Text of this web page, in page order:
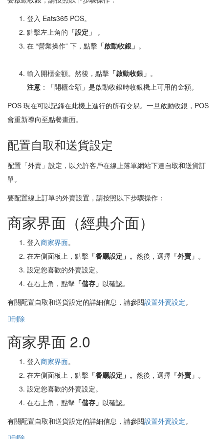
登入 Eats365 POS。
點擊左上角的 「設定」 。
在 “營業操作” 下，點擊 「啟動收銀 」 。
輸入開櫃金額。然後，點擊 「啟動收銀 」 。
注意 ：「開櫃金額」是啟動收銀時收銀機上可用的金額。
POS 現在可以記錄在此機上進行的所有交易。一旦啟動收銀，POS
會重新導向至點餐畫面。
配置自取和送貨設定
配置「外賣」設定，以允許客戶在線上落單網站下達自取和送貨訂
單。
要配置線上訂單的外賣設置，請按照以下步驟操作：
商家界面（經典介面）
登入商家界面。
在左側面板上，點擊 「餐廳設定」。 然後，選擇 「外賣」 。
設定您喜歡的外賣設定。
在右上角，點擊 「儲存」 以確認。
有關配置自取和送貨設定的詳細信息，請參閱設置外賣設定。
刪除
商家界面 2.0
登入商家界面。
在左側面板上，點擊 「餐廳設定」。 然後，選擇 「外賣」 。
設定您喜歡的外賣設定。
在右上角，點擊 「儲存」 以確認。
有關配置自取和送貨設定的詳細信息，請參閱設置外賣設定。